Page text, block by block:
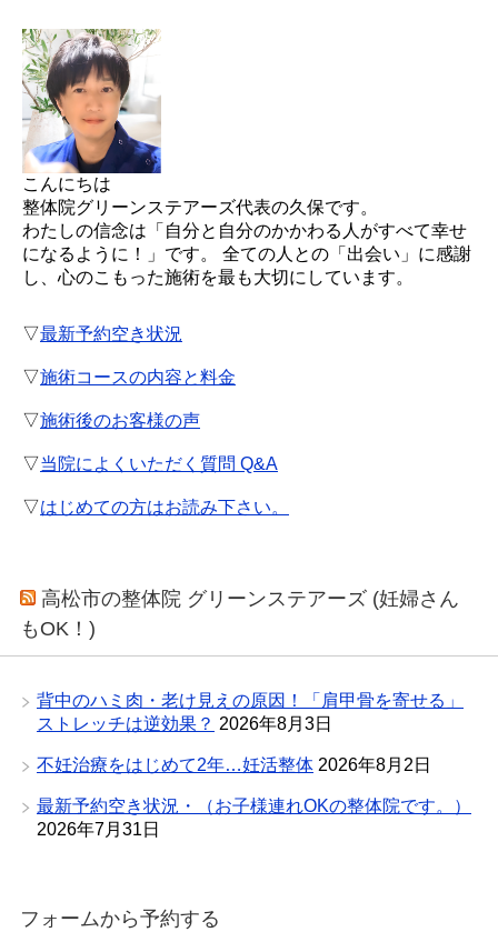
こんにちは
整体院グリーンステアーズ代表の久保です。
わたしの信念は「自分と自分のかかわる人がすべて幸せ
になるように！」です。 全ての人との「出会い」に感謝
し、心のこもった施術を最も大切にしています。
▽最新予約空き状況
▽施術コースの内容と料金
▽施術後のお客様の声
▽当院によくいただく質問 Q&A
▽はじめての方はお読み下さい。
高松市の整体院 グリーンステアーズ (妊婦さん
もOK！)
背中のハミ肉・老け見えの原因！「肩甲骨を寄せる」
ストレッチは逆効果？ 2026年8月3日
不妊治療をはじめて2年…妊活整体 2026年8月2日
最新予約空き状況・（お子様連れOKの整体院です。）
2026年7月31日
フォームから予約する